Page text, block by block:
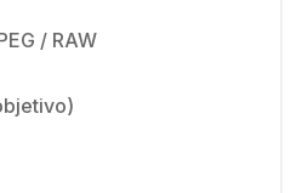
/ RAW